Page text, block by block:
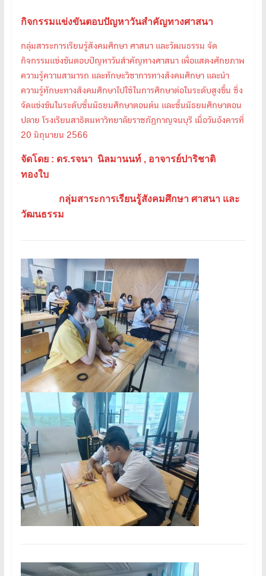
กิจกรรมแข่งขันตอบปัญหาวันสำคัญทางศาสนา
กลุ่มสาระการเรียนรู้สังคมศึกษา ศาสนา และวัฒนธรรม จัด
กิจกรรมแข่งขันตอบปัญหาวันสำคัญทางศาสนา เพื่อแสดงศักยภาพ
ความรู้ความสามารถ และทักษะวิชาการทางสังคมศึกษา และนำ
ความรู้ทักษะทางสังคมศึกษาไปใช้ในการศึกษาต่อในระดับสูงขึ้น ซึ่ง
จัดแข่งขันในระดับชั้นมัธยมศึกษาตอนต้น และชั้นมัธยมศึกษาตอน
ปลาย โรงเรียนสาธิตมหาวิทยาลัยราชภัฏกาญจนบุรี เมื่อวันอังคารที่
20 มิถุนายน 2566
จัดโดย : ดร.รจนา นิลมานนท์ , อาจารย์ปาริชาติ
ทองใบ
กลุ่มสาระการเรียนรู้สังคมศึกษา ศาสนา และ
วัฒนธรรม